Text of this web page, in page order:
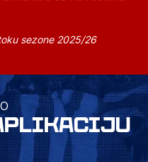
sezone 2025/26